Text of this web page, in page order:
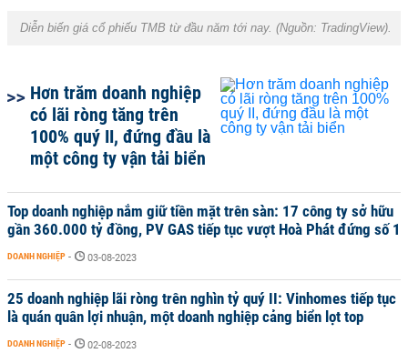
Diễn biến giá cổ phiếu TMB từ đầu năm tới nay. (Nguồn: TradingView).
Hơn trăm doanh nghiệp
có lãi ròng tăng trên
100% quý II, đứng đầu là
một công ty vận tải biển
Top doanh nghiệp nắm giữ tiền mặt trên sàn: 17 công ty sở hữu
gần 360.000 tỷ đồng, PV GAS tiếp tục vượt Hoà Phát đứng số 1
DOANH NGHIỆP - 03-08-2023
25 doanh nghiệp lãi ròng trên nghìn tỷ quý II: Vinhomes tiếp tục
là quán quân lợi nhuận, một doanh nghiệp cảng biển lọt top
DOANH NGHIỆP - 02-08-2023